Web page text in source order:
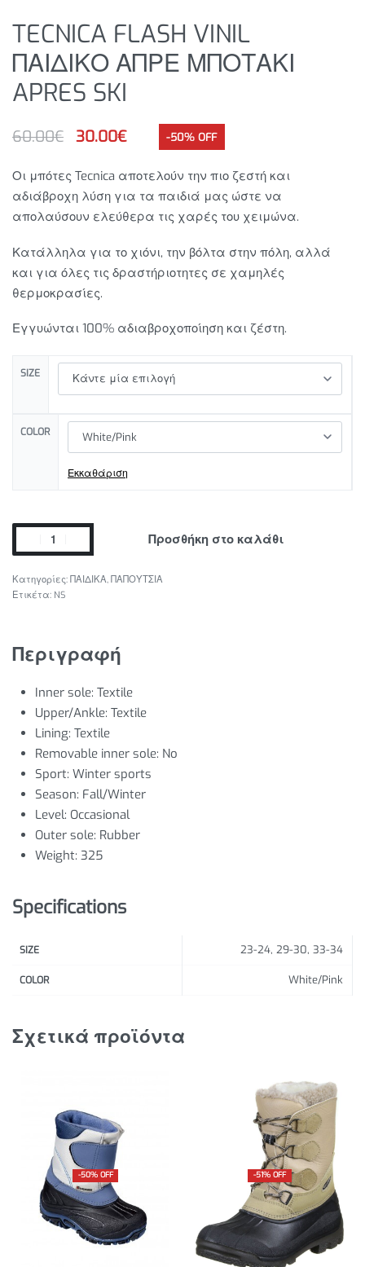
TECNICA FLASH VINIL
ΠΑΙΔΙΚΟ ΑΠΡΕ ΜΠΟΤΑΚΙ
APRES SKI
60.00€ 30.00€ -50% OFF
Οι μπότες Tecnica αποτελούν την πιο ζεστή και
αδιάβροχη λύση για τα παιδιά μας ώστε να
απολαύσουν ελεύθερα τις χαρές του χειμώνα.
Κατάλληλα για το χιόνι, την βόλτα στην πόλη, αλλά
και για όλες τις δραστήριοτητες σε χαμηλές
θερμοκρασίες.
Εγγυώνται 100% αδιαβροχοποίηση και ζέστη.
SIZE
COLOR
Εκκαθάριση
Προσθήκη στο καλάθι
Κατηγορίες: ΠΑΙΔΙΚΑ, ΠΑΠΟΥΤΣΙΑ
Ετικέτα: NS
Περιγραφή
Inner sole: Textile
Upper/Ankle: Textile
Lining: Textile
Removable inner sole: No
Sport:Winter sports
Season: Fall/Winter
Level: Occasional
Outer sole: Rubber
Weight: 325
Specifications
SIZE 23-24, 29-30, 33-34
COLOR White/Pink
Σχετικά προϊόντα
-50% OFF -51% OFF